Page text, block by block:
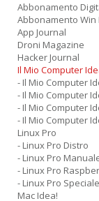
Abbonamento
Abbonamento Win
App Journal
Droni Magazine
Hacker Journal
Il Mio Computer
- Il Mio Computer
- Il Mio Computer
- Il Mio Computer
- Il Mio Computer
Linux Pro
- Linux Pro Distro
- Linux Pro
- Linux Pro
- Linux Pro Speciale
Mac Idea!